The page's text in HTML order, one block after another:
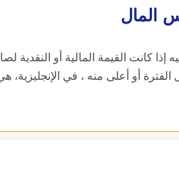
المال
كانت القيمة المالية أو النقدية